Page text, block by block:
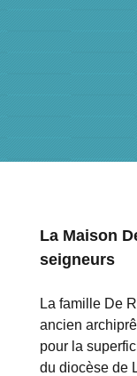
La Maison
seigneurs
La famille De
ancien
pour la
du diocèse de